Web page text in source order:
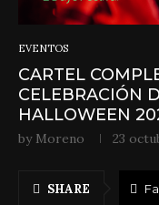
EVENTOS
CARTEL
CELEBRACIÓN
HALLOWEEN
by Moreno 23
SHARE